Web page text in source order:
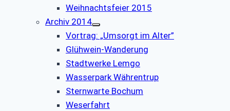
Weihnachtsfeier 2015
Archiv 2014
Vortrag: „Umsorgt im Alter”
Glühwein-Wanderung
Stadtwerke Lemgo
Wasserpark Währentrup
Sternwarte Bochum
Weserfahrt